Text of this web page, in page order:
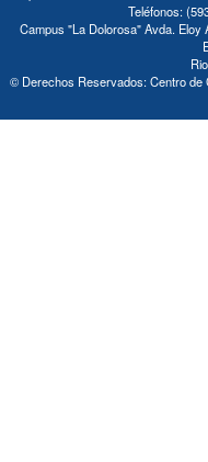
Teléfonos:
Campus "La Dolorosa" Avda. Eloy
© Derechos Reservados: Centro de